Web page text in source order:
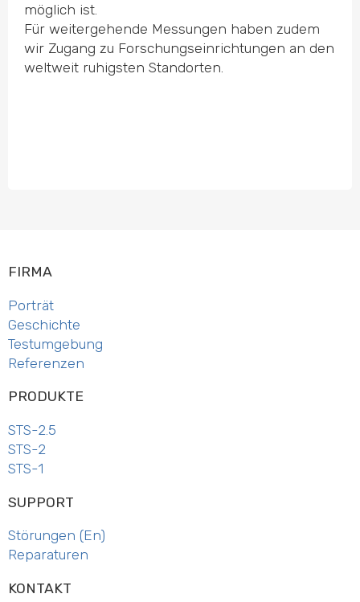
möglich ist.
Für weiter­gehende Messungen haben zudem
wir Zugang zu Forschungs­ein­rich­tungen an den
weltweit ruhigsten Standorten.
FIRMA
Porträt
Geschichte
Testum­gebung
Referenzen
PRODUKTE
STS-2.5
STS-2
STS-1
SUPPORT
Störungen (En)
Reparaturen
KONTAKT